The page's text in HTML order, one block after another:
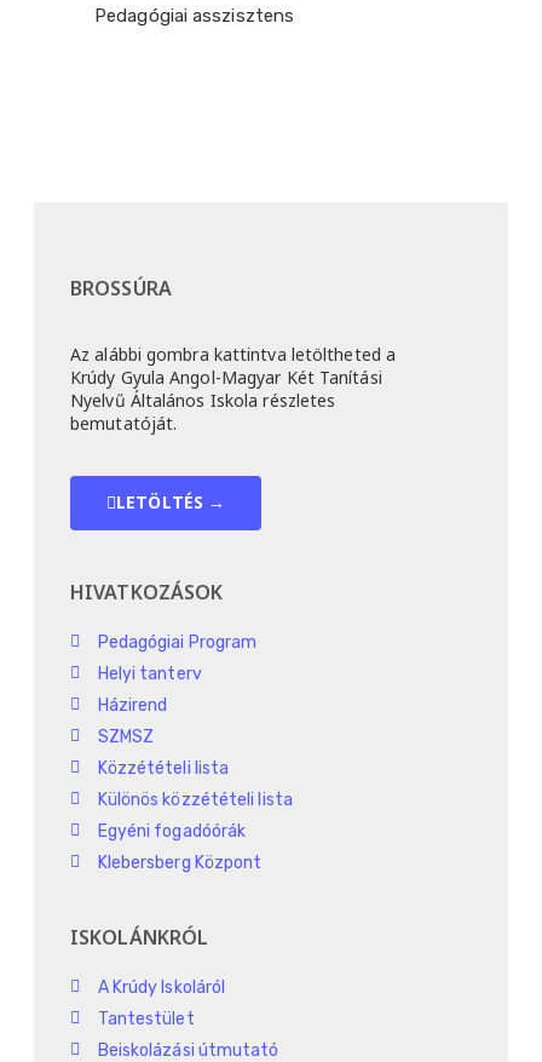
Pedagógiai asszisztens
BROSSÚRA
Az alábbi gombra kattintva letöltheted a
Krúdy Gyula Angol-Magyar Két Tanítási
Nyelvű Általános Iskola részletes
bemutatóját.
LETÖLTÉS →
HIVATKOZÁSOK
Pedagógiai Program
Helyi tanterv
Házirend
SZMSZ
Közzétételi lista
Különös közzétételi lista
Egyéni fogadóórák
Klebersberg Központ
ISKOLÁNKRÓL
A Krúdy Iskoláról
Tantestület
Beiskolázási útmutató